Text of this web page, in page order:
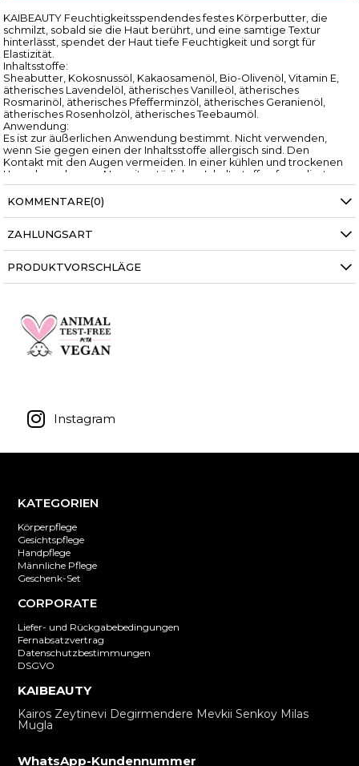
KAIBEAUTY Feuchtigkeitsspendendes festes Körperbutter, die
schmilzt, sobald sie die Haut berührt, und eine samtige Textur
hinterlässt, spendet der Haut tiefe Feuchtigkeit und sorgt für
Elastizität.
Inhaltsstoffe:
Sheabutter, Kokosnussöl, Kakaosamenöl, Bio-Olivenöl, Vitamin E,
ätherisches Lavendelöl, ätherisches Vanilleöl, ätherisches
Rosmarinöl, ätherisches Pfefferminzöl, ätherisches Geranienöl,
ätherisches Rosenholzöl, ätherisches Teebaumöl.
Anwendung:
Es ist zur äußerlichen Anwendung bestimmt. Nicht verwenden,
wenn Sie gegen einen der Inhaltsstoffe allergisch sind. Den
Kontakt mit den Augen vermeiden. In einer kühlen und trockenen
Umgebung lagern. Nur mit natürlichen Inhaltsstoffen formuliert.
PETA-zertifiziert als vegan und tierversuchsfrei
KOMMENTARE(0)
ZAHLUNGSART
PRODUKTVORSCHLÄGE
Instagram
KATEGORIEN
Körperpflege
Gesichtspflege
Handpflege
Männliche Pflege
Geschenk-Set
CORPORATE
Liefer- und Rückgabebedingungen
Fernabsatzvertrag
Datenschutzbestimmungen
DSGVO
KAIBEAUTY
Kairos Zeytinevi Degirmendere Mevkii Senkoy Milas
Mugla
WhatsApp-Kundennummer